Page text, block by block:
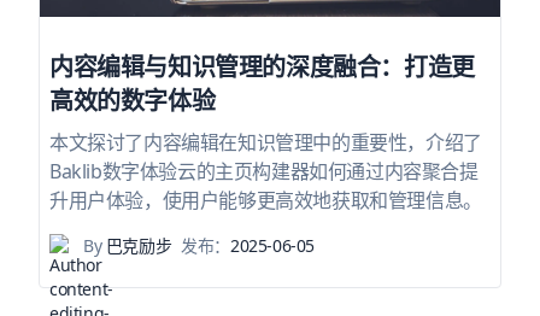
内容编辑与知识管理的深度融合：打造更
高效的数字体验
本文探讨了内容编辑在知识管理中的重要性，介绍了
Baklib数字体验云的主页构建器如何通过内容聚合提
升用户体验，使用户能够更高效地获取和管理信息。
By巴克励步 发布： 2025-06-05